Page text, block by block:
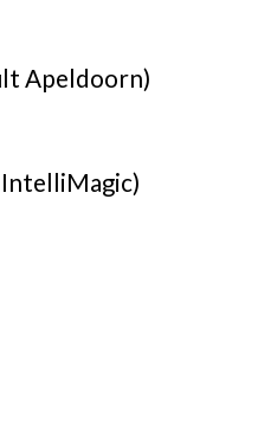
Apeldoorn)
IntelliMagic)